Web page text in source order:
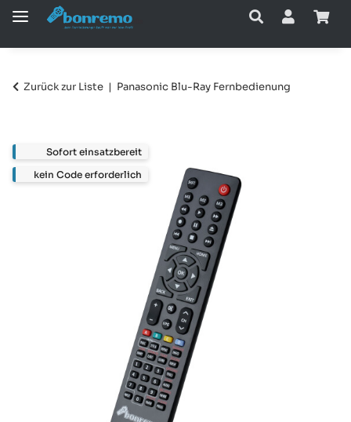
Zurück zur Liste Panasonic Blu-Ray Fernbedienung